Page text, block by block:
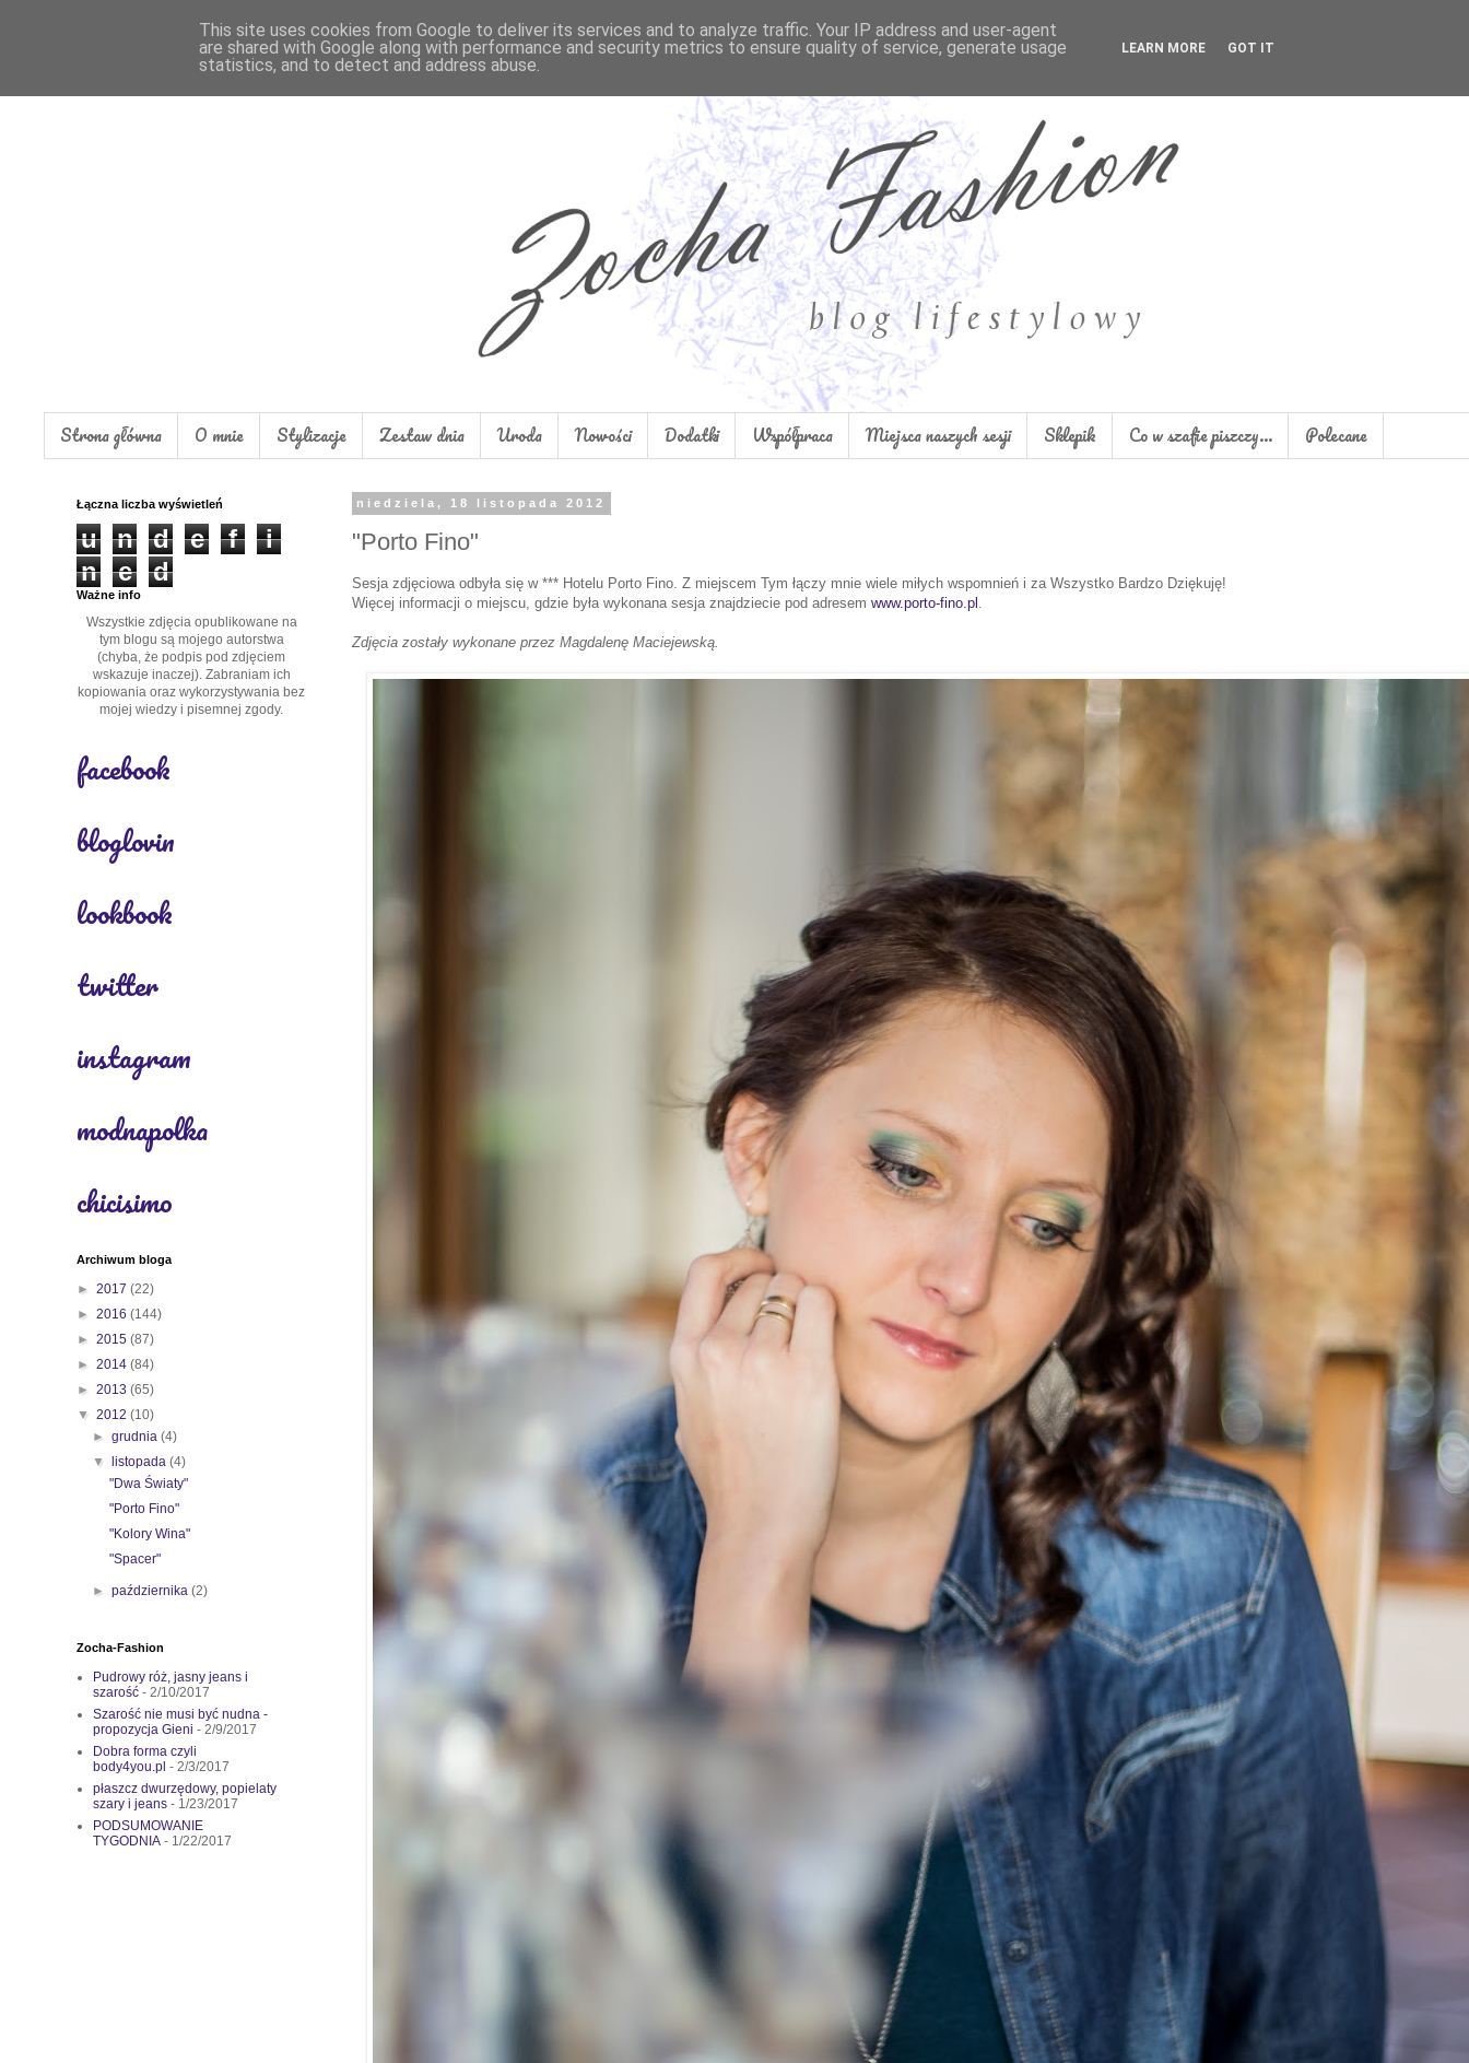
Strona główna O mnie Stylizacje Zestaw dnia Uroda Nowości Dodatki Współpraca Miejsca naszych sesji Sklepik Co w szafie piszczy... Polecane
niedziela, 18 listopada 2012
"Porto Fino"
Sesja zdjęciowa odbyła się w *** Hotelu Porto Fino. Z miejscem Tym łączy mnie wiele miłych wspomnień i za Wszystko Bardzo Dziękuję!
Więcej informacji o miejscu, gdzie była wykonana sesja znajdziecie pod adresem www.porto-fino.pl .
Zdjęcia zostały wykonane przez Magdalenę Maciejewską.
Łączna liczba wyświetleń
u n d e f
i
n
e d
Ważne info
Wszystkie zdjęcia opublikowane na
tym blogu są mojego autorstwa
(chyba, że podpis pod zdjęciem
wskazuje inaczej). Zabraniam ich
kopiowania oraz wykorzystywania bez
mojej wiedzy i pisemnej zgody.
facebook
bloglovin
lookbook
twitter
instagram
modnapolka
chicisimo
Archiwum bloga
► 2017 (22)
► 2016 (144)
► 2015 (87)
► 2014 (84)
► 2013 (65)
▼ 2012 (10)
►grudnia(4)
▼listopada(4)
"Dwa Światy"
"Porto Fino"
"Kolory Wina"
"Spacer"
►października(2)
Zocha-Fashion
Pudrowy róż, jasny jeans i
szarość - 2/10/2017
Szarość nie musi być nudna -
propozycja Gieni - 2/9/2017
Dobra forma czyli
body4you.pl - 2/3/2017
płaszcz dwurzędowy, popielaty
szary i jeans - 1/23/2017
PODSUMOWANIE
TYGODNIA - 1/22/2017
This site uses cookies from Google to deliver its services and to analyze traffic. Your IP address and user-agent
are shared with Google along with performance and security metrics to ensure quality of service, generate usage
statistics, and to detect and address abuse.
LEARN MORE GOT IT